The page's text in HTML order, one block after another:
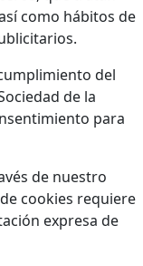
como hábitos de
del
de la
para
de nuestro
cookies requiere
expresa de